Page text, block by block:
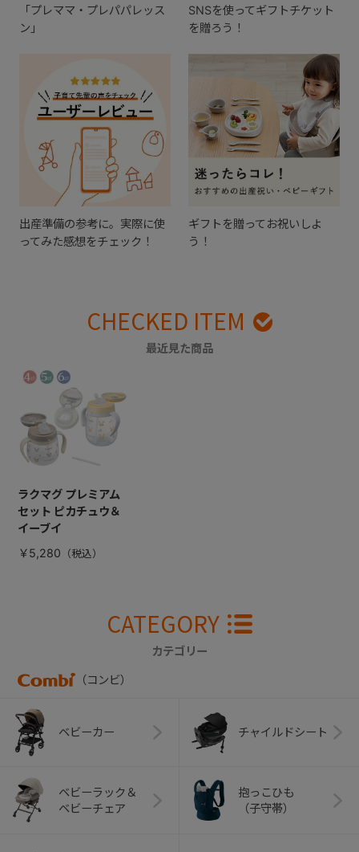
「プレママ・プレパパレッス
ン」
SNSを使ってギフトチケット
を贈ろう！
出産準備の参考に。実際に使
ってみた感想をチェック！
ギフトを贈ってお祝いしよ
う！
CHECKED ITEM
最近見た商品
ラクマグ プレミアム
セット ピカチュウ＆
イーブイ
￥5,280
CATEGORY
カテゴリー
（コンビ）
ベビーカー チャイルドシート
ベビーラック＆
ベビーチェア
抱っこひも
（子守帯）